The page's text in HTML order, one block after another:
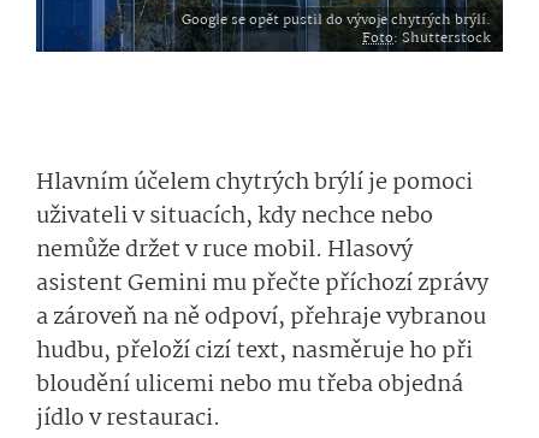
Google se opět pustil do vývoje chytrých brýlí.
Foto: Shutterstock
Hlavním účelem chytrých brýlí je pomoci
uživateli v situacích, kdy nechce nebo
nemůže držet v ruce mobil. Hlasový
asistent Gemini mu přečte příchozí zprávy
a zároveň na ně odpoví, přehraje vybranou
hudbu, přeloží cizí text, nasměruje ho při
bloudění ulicemi nebo mu třeba objedná
jídlo v restauraci.